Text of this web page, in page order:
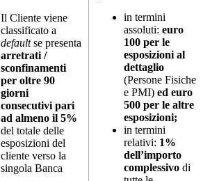
Il Cliente viene
classificato a
defaultse presenta
arretrati /
sconfinamenti
per oltre 90
giorni
consecutivi pari
ad almeno il 5%
del totale delle
esposizioni del
cliente verso la
singola Banca
in termini
assoluti: euro
100 per le
esposizioni al
dettaglio
(Persone Fisiche
e PMI) ed euro
500 per le altre
esposizioni;
in termini
relativi: 1%
dell’importo
complessivo di